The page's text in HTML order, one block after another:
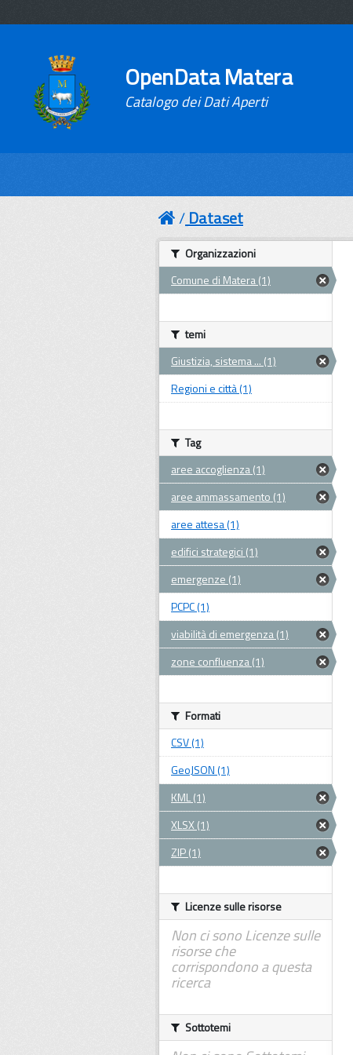
OpenData Matera
Catalogo dei Dati Aperti
Dataset
Organizzazioni
Comune di Matera (1)
temi
Giustizia, sistema ... (1)
Regioni e città (1)
Tag
aree accoglienza (1)
aree ammassamento (1)
aree attesa (1)
edifici strategici (1)
emergenze (1)
PCPC (1)
viabilità di emergenza (1)
zone confluenza (1)
Formati
CSV (1)
GeoJSON (1)
KML (1)
XLSX (1)
ZIP (1)
Licenze sulle risorse
Non ci sono Licenze sulle
risorse che
corrispondono a questa
ricerca
Sottotemi